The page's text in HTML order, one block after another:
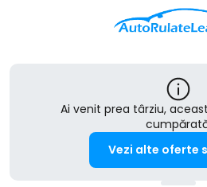
Ai venit prea târziu,
Vezi alte oferte